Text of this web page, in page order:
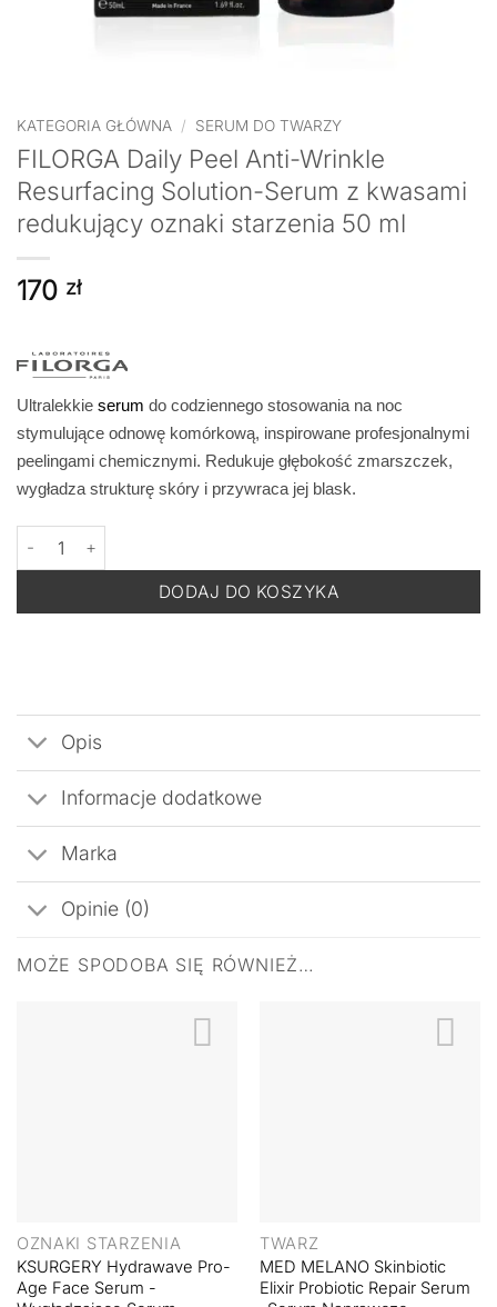
KATEGORIA GŁÓWNA / SERUM DO TWARZY
FILORGA Daily Peel Anti-Wrinkle
Resurfacing Solution-Serum z kwasami
redukujący oznaki starzenia 50 ml
170 zł
Ultralekkie serum do codziennego stosowania na noc
stymulujące odnowę komórkową, inspirowane profesjonalnymi
peelingami chemicznymi. Redukuje głębokość zmarszczek,
wygładza strukturę skóry i przywraca jej blask.
ilość FILORGA Daily Peel Anti-Wrinkle Resurfacing Solution-
DODAJ DO KOSZYKA
Opis
Informacje dodatkowe
Marka
Opinie (0)
MOŻE SPODOBA SIĘ RÓWNIEŻ…
OZNAKI STARZENIA
KSURGERY Hydrawave Pro-
Age Face Serum -
TWARZ
MED MELANO Skinbiotic
Elixir Probiotic Repair Serum